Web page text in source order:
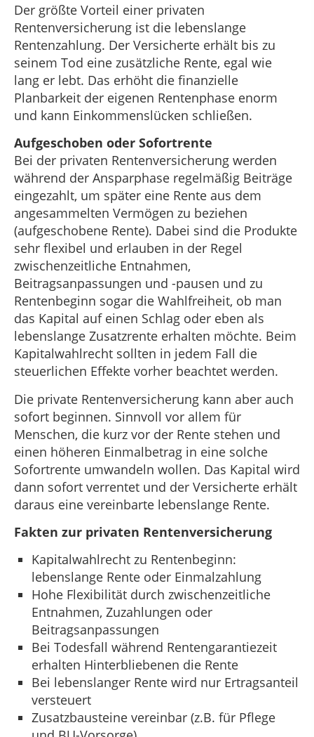
Der größte Vorteil einer privaten
Rentenversicherung ist die lebenslange
Rentenzahlung. Der Versicherte erhält bis zu
seinem Tod eine zusätzliche Rente, egal wie
lang er lebt. Das erhöht die finanzielle
Planbarkeit der eigenen Rentenphase enorm
und kann Einkommenslücken schließen.
Aufgeschoben oder Sofortrente
Bei der privaten Rentenversicherung werden
während der Ansparphase regelmäßig Beiträge
eingezahlt, um später eine Rente aus dem
angesammelten Vermögen zu beziehen
(aufgeschobene Rente). Dabei sind die Produkte
sehr flexibel und erlauben in der Regel
zwischenzeitliche Entnahmen,
Beitragsanpassungen und -pausen und zu
Rentenbeginn sogar die Wahlfreiheit, ob man
das Kapital auf einen Schlag oder eben als
lebenslange Zusatzrente erhalten möchte. Beim
Kapitalwahlrecht sollten in jedem Fall die
steuerlichen Effekte vorher beachtet werden.
Die private Rentenversicherung kann aber auch
sofort beginnen. Sinnvoll vor allem für
Menschen, die kurz vor der Rente stehen und
einen höheren Einmalbetrag in eine solche
Sofortrente umwandeln wollen. Das Kapital wird
dann sofort verrentet und der Versicherte erhält
daraus eine vereinbarte lebenslange Rente.
Fakten zur privaten Rentenversicherung
Kapitalwahlrecht zu Rentenbeginn:
lebenslange Rente oder Einmalzahlung
Hohe Flexibilität durch zwischenzeitliche
Entnahmen, Zuzahlungen oder
Beitragsanpassungen
Bei Todesfall während Rentengarantiezeit
erhalten Hinterbliebenen die Rente
Bei lebenslanger Rente wird nur Ertragsanteil
versteuert
Zusatzbausteine vereinbar (z.B. für Pflege